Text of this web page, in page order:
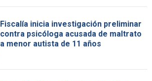
Fiscalía inicia investigación preliminar
contra psicóloga acusada de maltrato
a menor autista de 11 años